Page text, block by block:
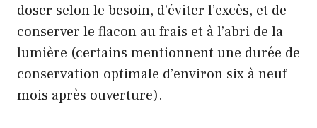
doser selon le besoin, d’éviter l’excès, et de
conserver le flacon au frais et à l’abri de la
lumière (certains mentionnent une durée de
conservation optimale d’environ six à neuf
mois après ouverture).